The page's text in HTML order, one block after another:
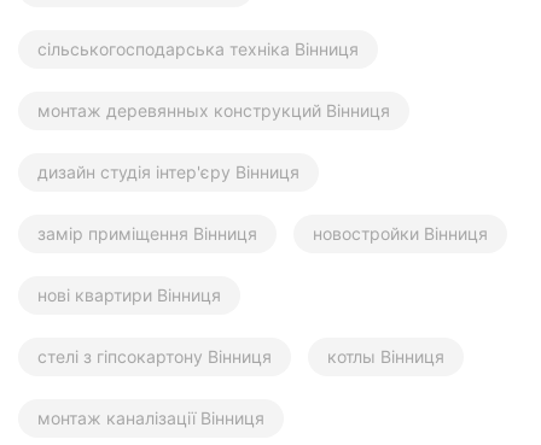
сільськогосподарська техніка Вінниця
монтаж деревянных конструкций Вінниця
дизайн студія інтер'єру Вінниця
замір приміщення Вінниця новостройки Вінниця
нові квартири Вінниця
стелі з гіпсокартону Вінниця котлы Вінниця
монтаж каналізації Вінниця